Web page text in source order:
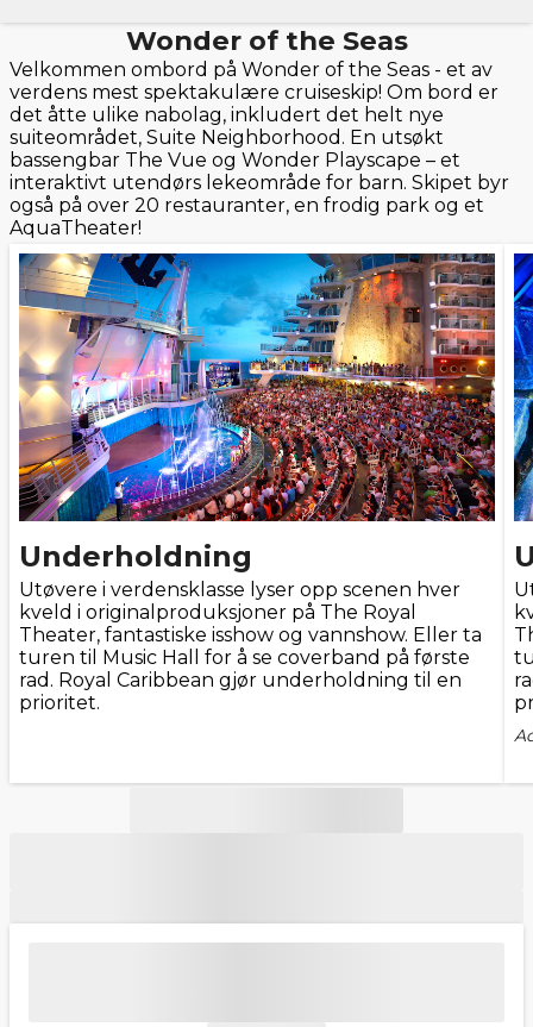
Wonder of the Seas
Velkommen ombord på Wonder of the Seas - et av
verdens mest spektakulære cruiseskip! Om bord er
det åtte ulike nabolag, inkludert det helt nye
suiteområdet, Suite Neighborhood. En utsøkt
bassengbar The Vue og Wonder Playscape – et
interaktivt utendørs lekeområde for barn. Skipet byr
også på over 20 restauranter, en frodig park og et
AquaTheater!
Underholdning
Utøvere i verdensklasse lyser opp scenen hver
kveld i originalproduksjoner på The Royal
Theater, fantastiske isshow og vannshow. Eller ta
turen til Music Hall for å se coverband på første
rad. Royal Caribbean gjør underholdning til en
prioritet.